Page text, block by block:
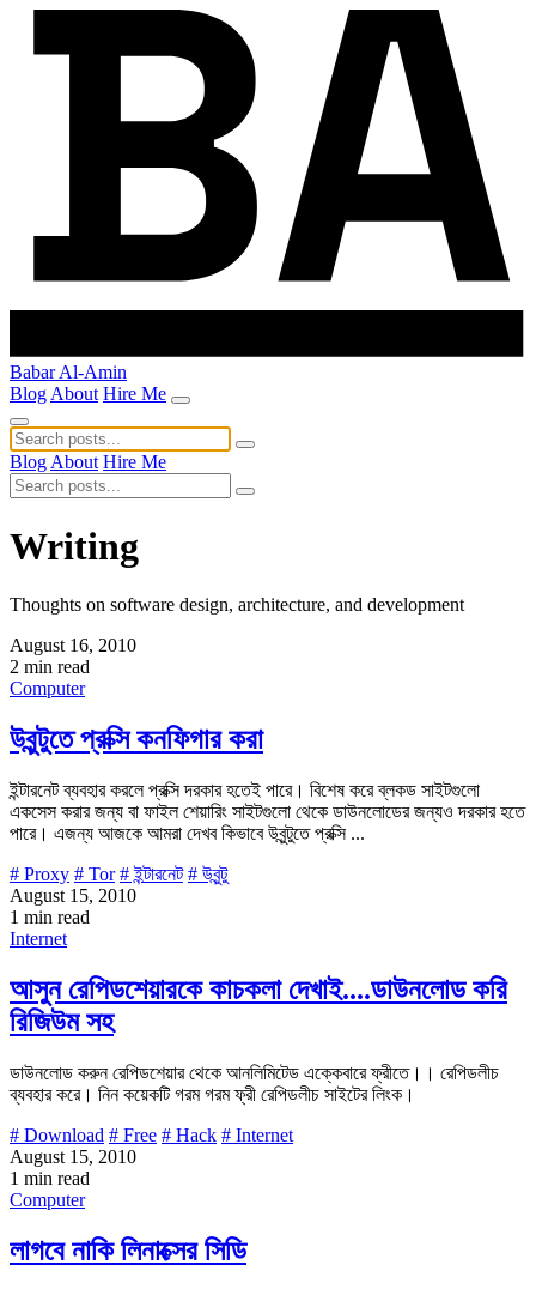
Babar Al-Amin
Blog About Hire Me
Blog About Hire Me
Writing
Thoughts on software design, architecture, and development
August 16, 2010
2 min read
Computer
উবুন্টুতে প্রক্সি কনফিগার করা
ইন্টারনেট ব্যবহার করলে প্রক্সি দরকার হতেই পারে। বিশেষ করে ব্লকড সাইটগুলো
একসেস করার জন্য বা ফাইল শেয়ারিং সাইটগুলো থেকে ডাউনলোডের জন্যও দরকার হতে
পারে। এজন্য আজকে আমরা দেখব কিভাবে উবুন্টুতে প্রক্সি ...
# Proxy # Tor # ইন্টারনেট # উবুন্টু
August 15, 2010
1 min read
Internet
আসুন রেপিডশেয়ারকে কাচকলা দেখাই....ডাউনলোড করি
রিজিউম সহ
ডাউনলোড করুন রেপিডশেয়ার থেকে আনলিমিটেড এক্কেবারে ফ্রীতে।। রেপিডলীচ
ব্যবহার করে। নিন কয়েকটি গরম গরম ফ্রী রেপিডলীচ সাইটের লিংক।
# Download # Free # Hack # Internet
August 15, 2010
1 min read
Computer
লাগবে নাকি লিনাক্সের সিডি